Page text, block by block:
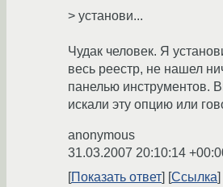
> установи...
Чудак человек. Я
весь реестр, не нашел
панелью инструментов.
искали эту опцию или
anonymous
31.03.2007 20:10:14
Показать ответ
Ссылка